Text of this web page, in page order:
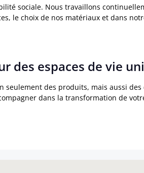
sociale. Nous travaillons
le choix de nos matériaux et dans
des espaces de vie
seulement des produits, mais aussi
dans la transformation de